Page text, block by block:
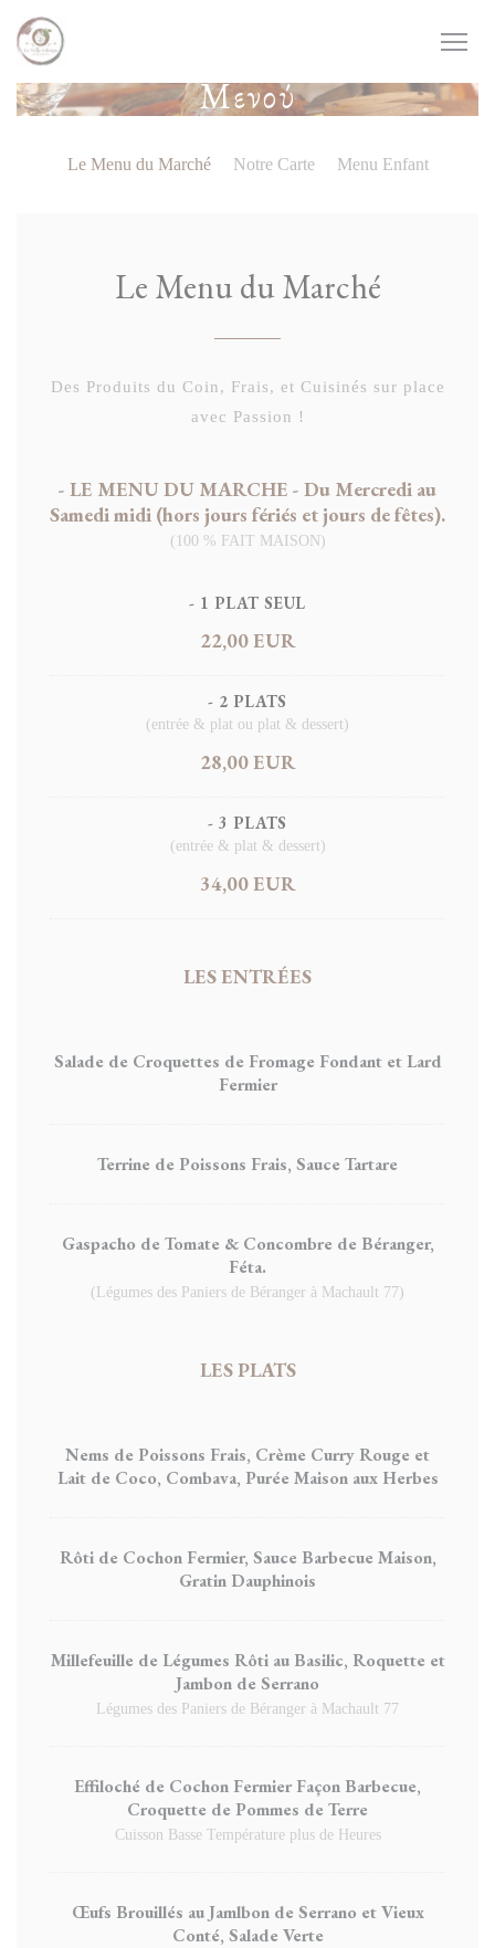
Πίνακας διαχείρισης "Μπισκότων" (Cookies)
Μενού
Le Menu du Marché Notre Carte Menu Enfant
Le Menu du Marché
Des Produits du Coin, Frais, et Cuisinés sur place
avec Passion !
- LE MENU DU MARCHE - Du Mercredi au
Samedi midi (hors jours fériés et jours de fêtes).
(100 % FAIT MAISON)
- 1 PLAT SEUL
22,00 EUR
- 2 PLATS
(entrée & plat ou plat & dessert)
28,00 EUR
- 3 PLATS
(entrée & plat & dessert)
34,00 EUR
LES ENTRÉES
Salade de Croquettes de Fromage Fondant et Lard
Fermier
Terrine de Poissons Frais, Sauce Tartare
Gaspacho de Tomate & Concombre de Béranger,
Féta.
(Légumes des Paniers de Béranger à Machault 77)
LES PLATS
Nems de Poissons Frais, Crème Curry Rouge et
Lait de Coco, Combava, Purée Maison aux Herbes
Rôti de Cochon Fermier, Sauce Barbecue Maison,
Gratin Dauphinois
Millefeuille de Légumes Rôti au Basilic, Roquette et
Jambon de Serrano
Légumes des Paniers de Béranger à Machault 77
Effiloché de Cochon Fermier Façon Barbecue,
Croquette de Pommes de Terre
Cuisson Basse Température plus de Heures
Œufs Brouillés au Jamlbon de Serrano et Vieux
Conté, Salade Verte